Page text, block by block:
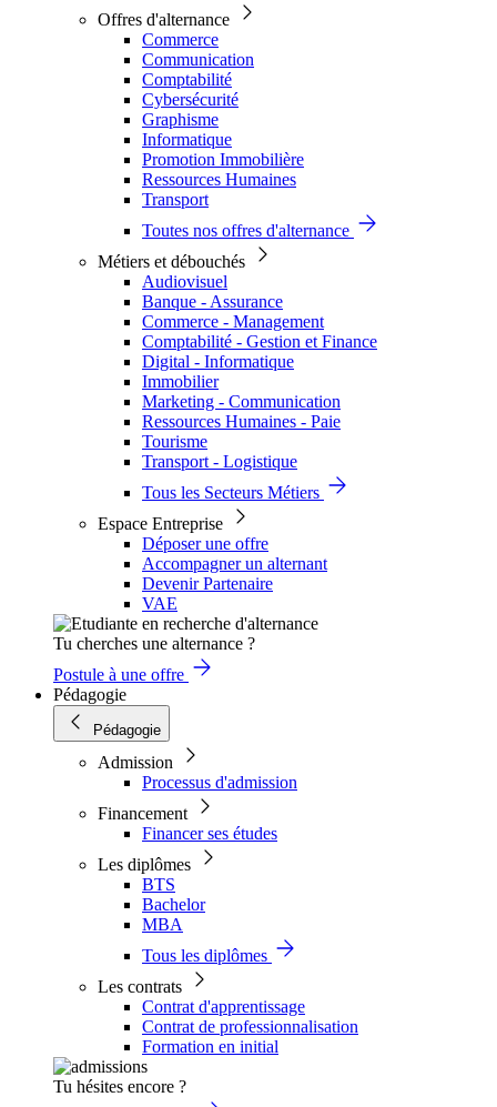
Offres d'alternance
Commerce
Communication
Comptabilité
Cybersécurité
Graphisme
Informatique
Promotion Immobilière
Ressources Humaines
Transport
Toutes nos offres d'alternance
Métiers et débouchés
Audiovisuel
Banque - Assurance
Commerce - Management
Comptabilité - Gestion et Finance
Digital - Informatique
Immobilier
Marketing - Communication
Ressources Humaines - Paie
Tourisme
Transport - Logistique
Tous les Secteurs Métiers
Espace Entreprise
Déposer une offre
Accompagner un alternant
Devenir Partenaire
VAE
Tu cherches une alternance ?
Postule à une offre
Pédagogie
Pédagogie
Admission
Processus d'admission
Financement
Financer ses études
Les diplômes
BTS
Bachelor
MBA
Tous les diplômes
Les contrats
Contrat d'apprentissage
Contrat de professionnalisation
Formation en initial
Tu hésites encore ?